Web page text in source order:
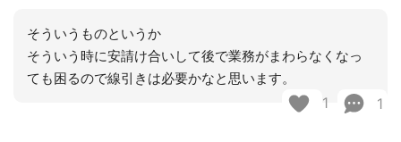
そういうものというか
そういう時に安請け合いして後で業務がまわらなくなっ
ても困るので線引きは必要かなと思います。
1 1